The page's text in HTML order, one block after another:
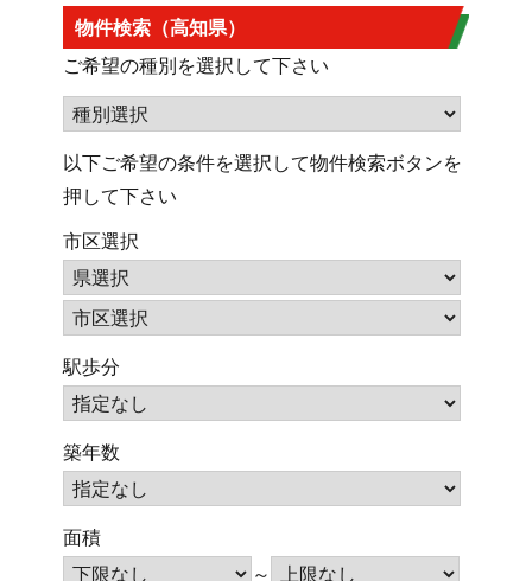
物件検索（高知県）
ご希望の種別を選択して下さい
以下ご希望の条件を選択して物件検索ボタンを
押して下さい
市区選択
駅歩分
築年数
面積
～